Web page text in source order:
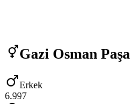
Gazi Osman Paşa
Erkek
6.997